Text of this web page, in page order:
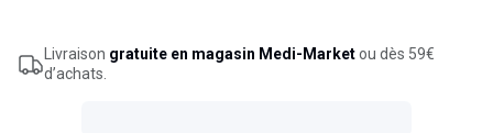
peau lors de l’exposition solaire, tout en contribuant à
limiter les effets des radicaux libres et le dessèchement
Livraison gratuite en magasin Medi-Marketou dès 59€
d’achats.